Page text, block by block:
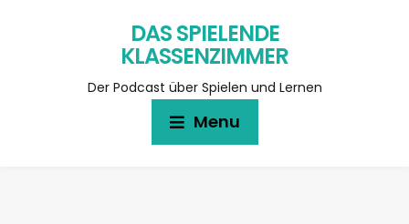
DAS SPIELENDE
KLASSENZIMMER
Der Podcast über Spielen und Lernen
Menu